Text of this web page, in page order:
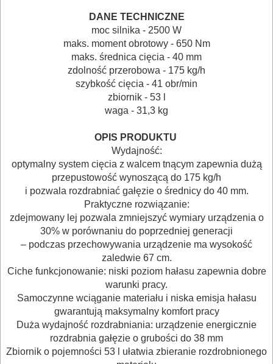
TRANSPORTOWANIE
POMIAROWE
NARZĘDZIA
BUDOWLANE
GLAZURNICZE
AKCESORIA
MASZYNKI
URZĄDZENIA
BUDOWLANE
MASZYNY
BRUKARSKIE
OBRÓBKA
DREWNA
DANE TECHNICZNE
moc silnika - 2500 W
maks. moment obrotowy - 650 Nm
maks. średnica cięcia - 40 mm
zdolność przerobowa - 175 kg/h
szybkość cięcia - 41 obr/min
zbiornik - 53 l
waga - 31,3 kg
OPIS PRODUKTU
Wydajność:
optymalny system cięcia z walcem tnącym zapewnia dużą
przepustowość wynoszącą do 175 kg/h
i pozwala rozdrabniać gałęzie o średnicy do 40 mm.
Praktyczne rozwiązanie:
zdejmowany lej pozwala zmniejszyć wymiary urządzenia o
30% w porównaniu do poprzedniej generacji
– podczas przechowywania urządzenie ma wysokość
zaledwie 67 cm.
Ciche funkcjonowanie: niski poziom hałasu zapewnia dobre
warunki pracy.
Samoczynne wciąganie materiału i niska emisja hałasu
gwarantują maksymalny komfort pracy
Duża wydajność rozdrabniania: urządzenie energicznie
rozdrabnia gałęzie o grubości do 38 mm
Zbiornik o pojemności 53 l ułatwia zbieranie rozdrobnionego